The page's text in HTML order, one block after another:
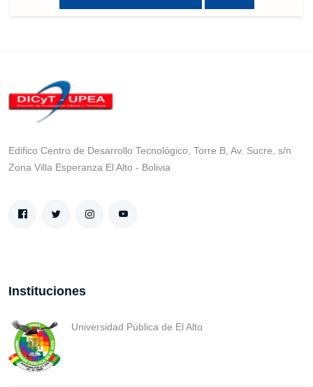
Edifico Centro de Desarrollo Tecnológico, Torre B, Av. Sucre, s/n
Zona Villa Esperanza El Alto - Bolivia
Instituciones
Universidad Pública de El Alto